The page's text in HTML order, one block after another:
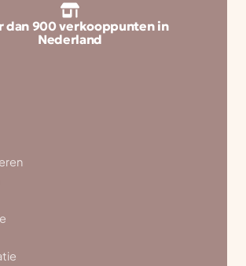
dan 900 verkooppunten in
Nederland